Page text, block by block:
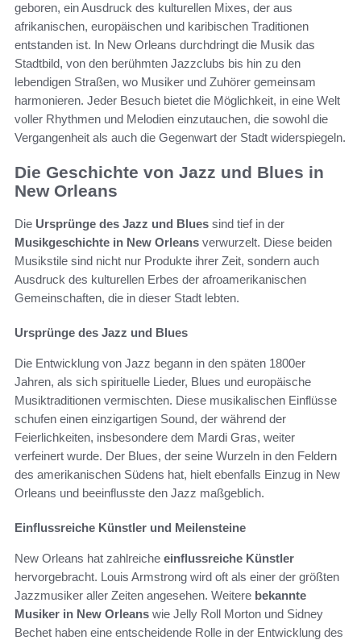
geboren, ein Ausdruck des kulturellen Mixes, der aus
afrikanischen, europäischen und karibischen Traditionen
entstanden ist. In New Orleans durchdringt die Musik das
Stadtbild, von den berühmten Jazzclubs bis hin zu den
lebendigen Straßen, wo Musiker und Zuhörer gemeinsam
harmonieren. Jeder Besuch bietet die Möglichkeit, in eine Welt
voller Rhythmen und Melodien einzutauchen, die sowohl die
Vergangenheit als auch die Gegenwart der Stadt widerspiegeln.
Die Geschichte von Jazz und Blues in
New Orleans
Die Ursprünge des Jazz und Blues sind tief in der
Musikgeschichte in New Orleans verwurzelt. Diese beiden
Musikstile sind nicht nur Produkte ihrer Zeit, sondern auch
Ausdruck des kulturellen Erbes der afroamerikanischen
Gemeinschaften, die in dieser Stadt lebten.
Ursprünge des Jazz und Blues
Die Entwicklung von Jazz begann in den späten 1800er
Jahren, als sich spirituelle Lieder, Blues und europäische
Musiktraditionen vermischten. Diese musikalischen Einflüsse
schufen einen einzigartigen Sound, der während der
Feierlichkeiten, insbesondere dem Mardi Gras, weiter
verfeinert wurde. Der Blues, der seine Wurzeln in den Feldern
des amerikanischen Südens hat, hielt ebenfalls Einzug in New
Orleans und beeinflusste den Jazz maßgeblich.
Einflussreiche Künstler und Meilensteine
New Orleans hat zahlreiche einflussreiche Künstler
hervorgebracht. Louis Armstrong wird oft als einer der größten
Jazzmusiker aller Zeiten angesehen. Weitere bekannte
Musiker in New Orleans wie Jelly Roll Morton und Sidney
Bechet haben eine entscheidende Rolle in der Entwicklung des